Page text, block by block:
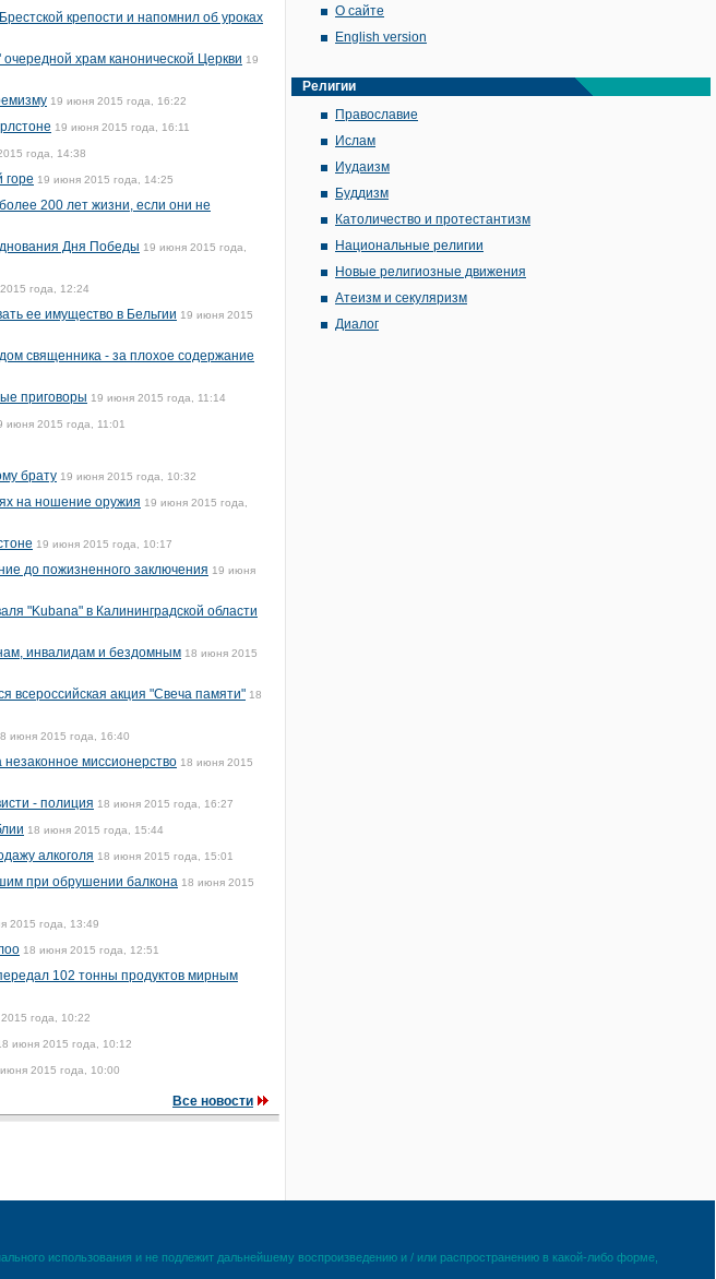
крепости и напомнил об уроках
храм канонической Церкви 19
19 июня 2015 года, 16:22
19 июня 2015 года, 16:11
года, 14:38
горе 19 июня 2015 года, 14:25
200 лет жизни, если они не
Дня Победы 19 июня 2015 года,
года, 12:24
ее имущество в Бельгии 19 июня 2015
священника - за плохое содержание
приговоры 19 июня 2015 года, 11:14
июня 2015 года, 11:01
брату 19 июня 2015 года, 10:32
на ношение оружия 19 июня 2015 года,
19 июня 2015 года, 10:17
до пожизненного заключения 19 июня
"Kubana" в Калининградской области
инвалидам и бездомным 18 июня 2015
всероссийская акция "Свеча памяти" 18
июня 2015 года, 16:40
миссионерство 18 июня 2015
- полиция 18 июня 2015 года, 16:27
18 июня 2015 года, 15:44
алкоголя 18 июня 2015 года, 15:01
при обрушении балкона 18 июня 2015
2015 года, 13:49
18 июня 2015 года, 12:51
102 тонны продуктов мирным
года, 10:22
июня 2015 года, 10:12
2015 года, 10:00
Все новости
О сайте
English version
Религии
Православие
Ислам
Иудаизм
Буддизм
Католичество и протестантизм
Национальные религии
Новые религиозные движения
Атеизм и секуляризм
Диалог
использования и не подлежит дальнейшему воспроизведению и / или распространению в какой-либо форме,